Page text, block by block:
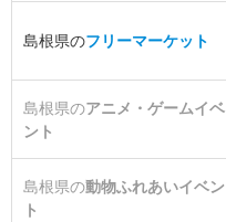
島根県のフリーマーケット
島根県のアニメ・ゲームイベ
ント
島根県の動物ふれあいイベン
ト